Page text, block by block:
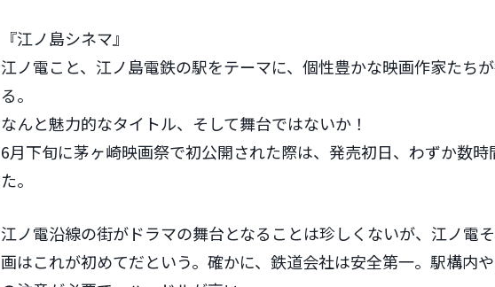
『江ノ島シネマ』
江ノ電こと、江ノ島電鉄の駅をテーマに、個性豊かな映画作家たち
る。
なんと魅力的なタイトル、そして舞台ではないか！
6月下旬に茅ヶ崎映画祭で初公開された際は、発売初日、わずか数
た。
江ノ電沿線の街がドラマの舞台となることは珍しくないが、江ノ電
画はこれが初めてだという。確かに、鉄道会社は安全第一。駅構内